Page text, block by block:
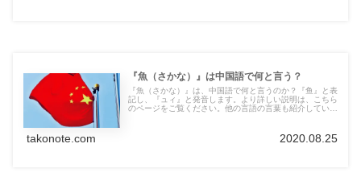
『魚（さかな）』は中国語で何と言う？
『魚（さかな）』は、中国語で何と言うのか？『鱼』と表
記し、『ュィ』と発音します。より詳しい説明は、こちら
のページをご覧ください。他の言語の言葉も紹介していま
takonote.com 2020.08.25